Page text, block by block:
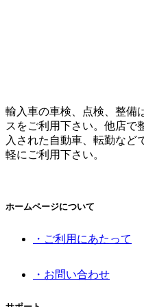
輸入車の車検、点検、整備
スをご利用下さい。他店で
入された自動車、転勤など
軽にご利用下さい。
ホームページについて
・ご利用にあたって
・お問い合わせ